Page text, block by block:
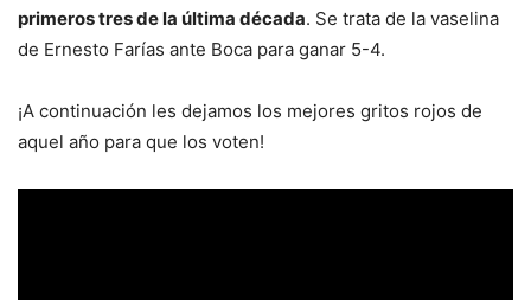
primeros tres de la última década. Se trata de la vaselina
de Ernesto Farías ante Boca para ganar 5-4.
¡A continuación les dejamos los mejores gritos rojos de
aquel año para que los voten!